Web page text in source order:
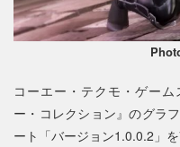
コーエー・テクモ・ゲー
ー・コレクション』のグラ
ート「バージョン1.0.0.2」